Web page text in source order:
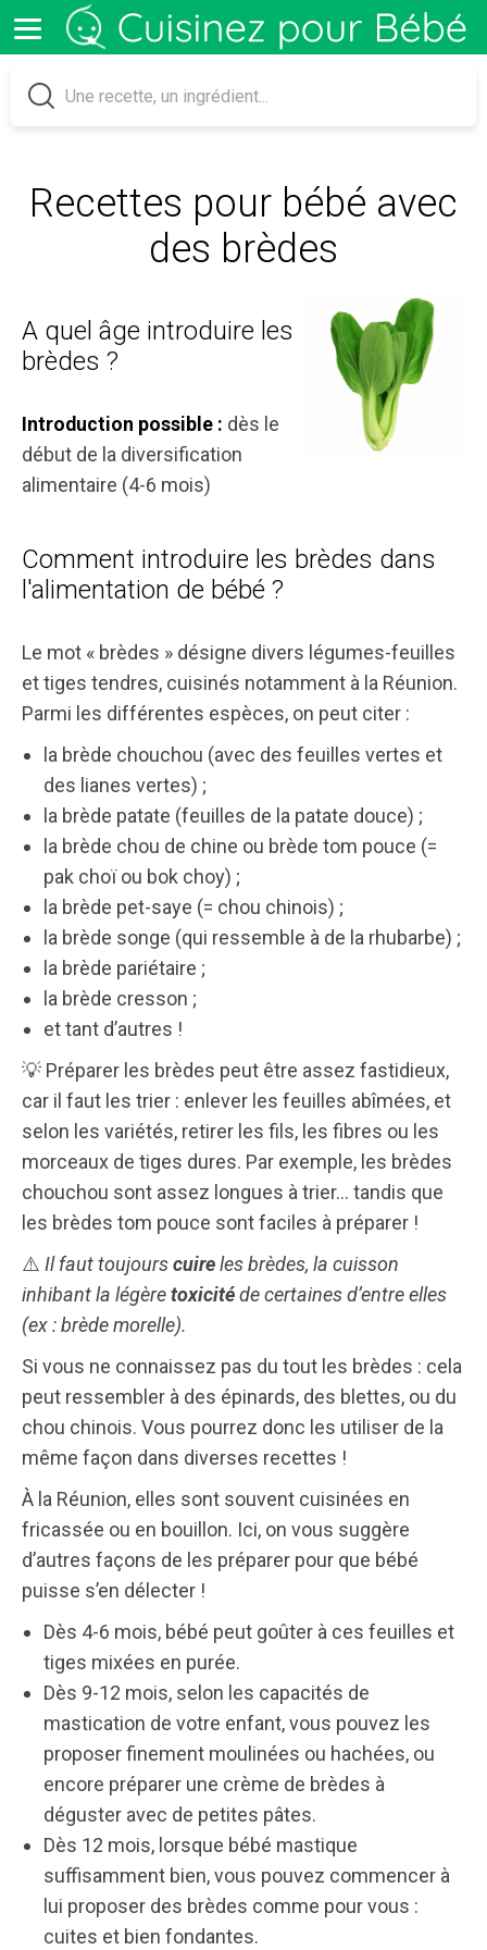
Recettes pour bébé avec
des brèdes
A quel âge introduire les
brèdes ?
Introduction possible : dès le
début de la diversification
alimentaire (4-6 mois)
Comment introduire les brèdes dans
l'alimentation de bébé ?
Le mot « brèdes » désigne divers légumes-feuilles
et tiges tendres, cuisinés notamment à la Réunion.
Parmi les différentes espèces, on peut citer :
la brède chouchou (avec des feuilles vertes et
des lianes vertes) ;
la brède patate (feuilles de la patate douce) ;
la brède chou de chine ou brède tom pouce (=
pak choï ou bok choy) ;
la brède pet-saye (= chou chinois) ;
la brède songe (qui ressemble à de la rhubarbe) ;
la brède pariétaire ;
la brède cresson ;
et tant d’autres !
💡 Préparer les brèdes peut être assez fastidieux,
car il faut les trier : enlever les feuilles abîmées, et
selon les variétés, retirer les fils, les fibres ou les
morceaux de tiges dures. Par exemple, les brèdes
chouchou sont assez longues à trier… tandis que
les brèdes tom pouce sont faciles à préparer !
⚠️ Il faut toujourscuireles brèdes, la cuisson
inhibant la légèretoxicitéde certaines d’entre elles
(ex : brède morelle).
Si vous ne connaissez pas du tout les brèdes : cela
peut ressembler à des épinards, des blettes, ou du
chou chinois. Vous pourrez donc les utiliser de la
même façon dans diverses recettes !
À la Réunion, elles sont souvent cuisinées en
fricassée ou en bouillon. Ici, on vous suggère
d’autres façons de les préparer pour que bébé
puisse s’en délecter !
Dès 4-6 mois, bébé peut goûter à ces feuilles et
tiges mixées en purée.
Dès 9-12 mois, selon les capacités de
mastication de votre enfant, vous pouvez les
proposer finement moulinées ou hachées, ou
encore préparer une crème de brèdes à
déguster avec de petites pâtes.
Dès 12 mois, lorsque bébé mastique
suffisamment bien, vous pouvez commencer à
lui proposer des brèdes comme pour vous :
cuites et bien fondantes.